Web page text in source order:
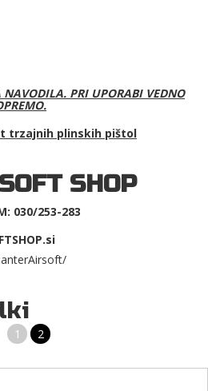
NAVODILA. PRI UPORABI VEDNO
trzajnih plinskih pištol
SHOP
030/253-283
1 2